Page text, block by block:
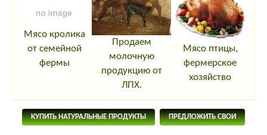
Мясо кролика
от семейной
фермы
Продаем
молочную
продукцию от
ЛПХ.
Мясо птицы,
фермерское
хозяйство
КУПИТЬ НАТУРАЛЬНЫЕ ПРОДУКТЫ ПРЕДЛОЖИТЬ СВОИ